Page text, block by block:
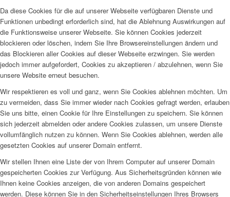
Da diese Cookies für die auf unserer Webseite verfügbaren Dienste und
Funktionen unbedingt erforderlich sind, hat die Ablehnung Auswirkungen auf
die Funktionsweise unserer Webseite. Sie können Cookies jederzeit
blockieren oder löschen, indem Sie Ihre Browsereinstellungen ändern und
das Blockieren aller Cookies auf dieser Webseite erzwingen. Sie werden
jedoch immer aufgefordert, Cookies zu akzeptieren / abzulehnen, wenn Sie
unsere Website erneut besuchen.
Wir respektieren es voll und ganz, wenn Sie Cookies ablehnen möchten. Um
zu vermeiden, dass Sie immer wieder nach Cookies gefragt werden, erlauben
Sie uns bitte, einen Cookie für Ihre Einstellungen zu speichern. Sie können
sich jederzeit abmelden oder andere Cookies zulassen, um unsere Dienste
vollumfänglich nutzen zu können. Wenn Sie Cookies ablehnen, werden alle
gesetzten Cookies auf unserer Domain entfernt.
Wir stellen Ihnen eine Liste der von Ihrem Computer auf unserer Domain
gespeicherten Cookies zur Verfügung. Aus Sicherheitsgründen können wie
Ihnen keine Cookies anzeigen, die von anderen Domains gespeichert
werden. Diese können Sie in den Sicherheitseinstellungen Ihres Browsers